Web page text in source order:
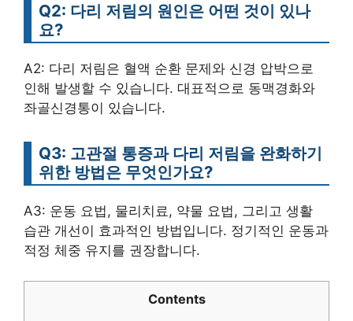
Q2: 다리 저림의 원인은 어떤 것이 있나
요?
A2: 다리 저림은 혈액 순환 문제와 신경 압박으로
인해 발생할 수 있습니다. 대표적으로 동맥경화와
좌골신경통이 있습니다.
Q3: 고관절 통증과 다리 저림을 완화하기
위한 방법은 무엇인가요?
A3: 운동 요법, 물리치료, 약물 요법, 그리고 생활
습관 개선이 효과적인 방법입니다. 정기적인 운동과
적정 체중 유지를 권장합니다.
Contents